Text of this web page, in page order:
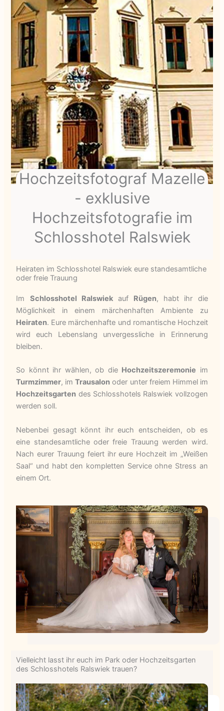
Hochzeitsfotograf Mazelle
- exklusive
Hochzeitsfotografie im
Schlosshotel Ralswiek
Heiraten im Schlosshotel Ralswiek eure standesamtliche
oder freie Trauung
Im Schlosshotel Ralswiekauf Rügen, habt ihr die
Möglichkeit in einem märchenhaften Ambiente zu
Heiraten. Eure märchenhafte und romantische Hochzeit
wird euch Lebenslang unvergessliche in Erinnerung
bleiben.
So könnt ihr wählen, ob die Hochzeitszeremonie im
Turmzimmer, imTrausalon oder unter freiem Himmel im
Hochzeitsgarten des Schlosshotels Ralswiek vollzogen
werden soll.
Nebenbei gesagt könnt ihr euch entscheiden, ob es
eine standesamtliche oder freie Trauung werden wird.
Nach eurer Trauung feiert ihr eure Hochzeit im „Weißen
Saal“ und habt den kompletten Service ohne Stress an
einem Ort.
Vielleicht lasst ihr euch im Park oder Hochzeitsgarten
des Schlosshotels Ralswiek trauen?